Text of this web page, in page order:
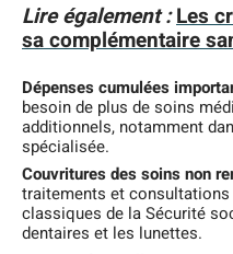
Lire également :Les
sa complémentaire
Dépenses cumulées
besoin de plus de soins
additionnels, notamment
spécialisée.
Couvritures des soins non
traitements et consultations
classiques de la Sécurité
dentaires et les lunettes.